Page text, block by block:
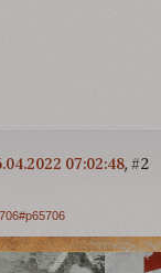
2
07:02:48